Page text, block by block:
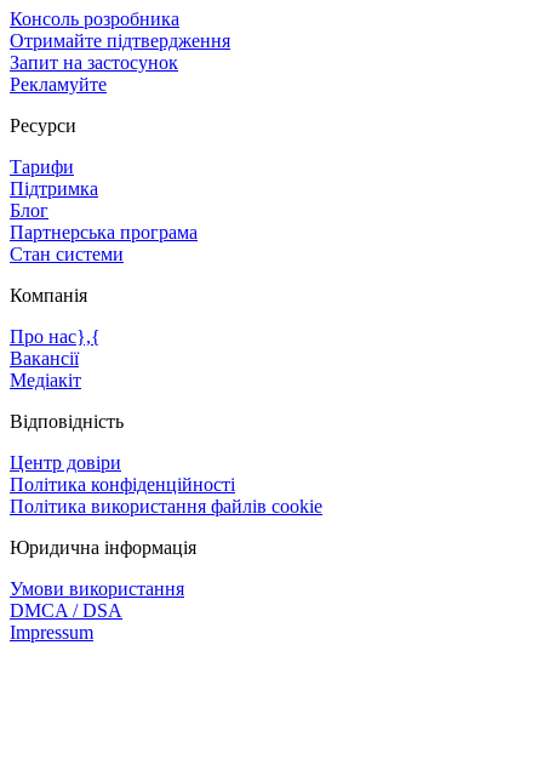
Консоль розробника
Отримайте підтвердження
Запит на застосунок
Рекламуйте
Ресурси
Тарифи
Підтримка
Блог
Партнерська програма
Стан системи
Компанія
Про нас},{
Вакансії
Медіакіт
Відповідність
Центр довіри
Політика конфіденційності
Політика використання файлів cookie
Юридична інформація
Умови використання
DMCA / DSA
Impressum